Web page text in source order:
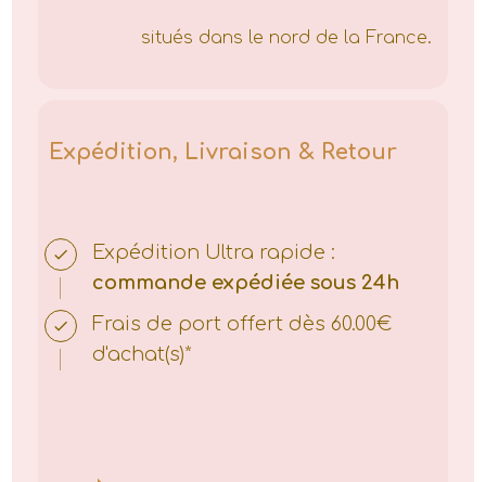
situés dans le nord de la France.
Expédition, Livraison & Retour
Expédition Ultra rapide :
commande expédiée sous 24h
Frais de port offert dès 60.00€
d'achat(s)*